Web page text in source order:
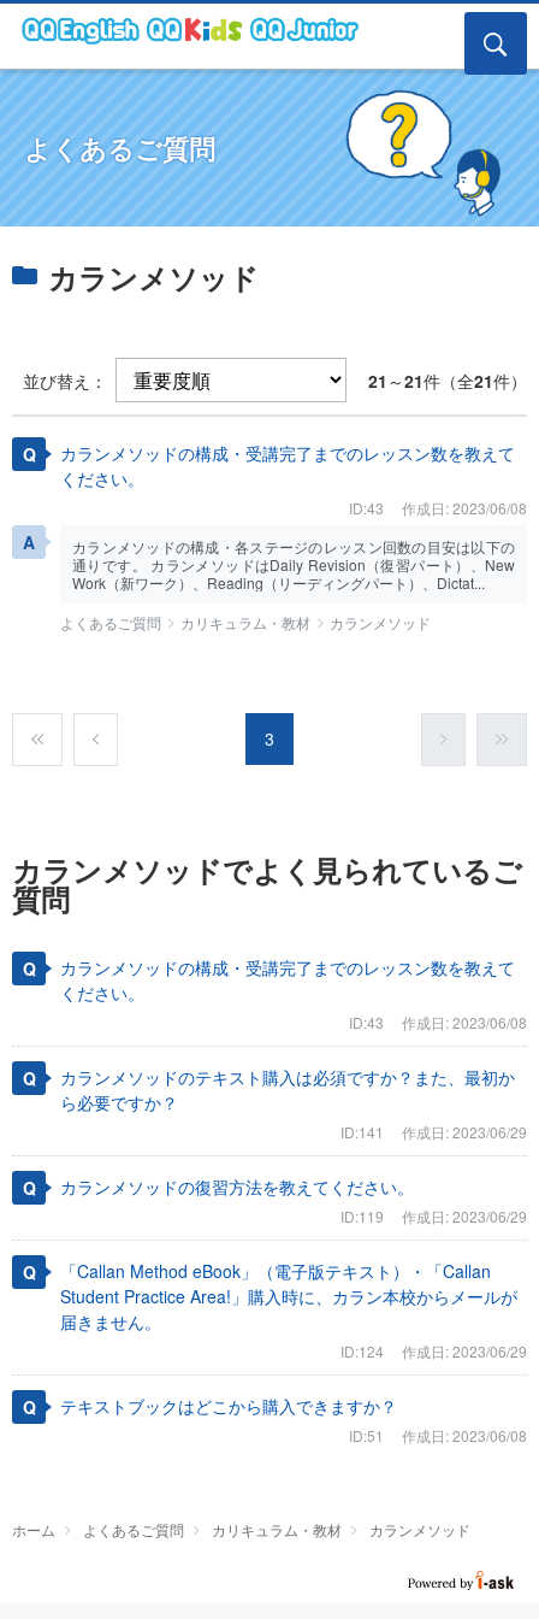
よくあるご質問
カランメソッド
並び替え： 21 ～21件（全21件）
カランメソッドの構成・受講完了までのレッスン数を教えて
ください。
ID:43
作成日: 2023/06/08
カランメソッドの構成・各ステージのレッスン回数の目安は以下の
通りです。 カランメソッドはDaily Revision（復習パート）、New
Work（新ワーク）、Reading（リーディングパート）、Dictat...
よくあるご質問
カリキュラム・教材 カランメソッド
3
カランメソッドでよく見られているご
質問
カランメソッドの構成・受講完了までのレッスン数を教えて
ください。
ID:43 作成日: 2023/06/08
カランメソッドのテキスト購入は必須ですか？また、最初か
ら必要ですか？
ID:141 作成日: 2023/06/29
カランメソッドの復習方法を教えてください。
ID:119 作成日: 2023/06/29
「Callan Method eBook」（電子版テキスト）・「Callan
Student Practice Area!」購入時に、カラン本校からメールが
届きません。
ID:124 作成日: 2023/06/29
テキストブックはどこから購入できますか？
ID:51 作成日: 2023/06/08
ホーム よくあるご質問 カリキュラム・教材 カランメソッド